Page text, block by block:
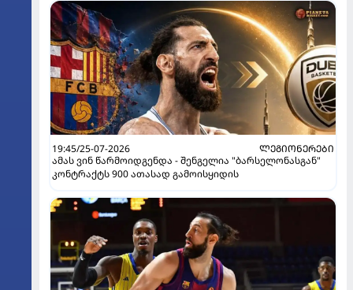
19:45/25-07-2026
ᲚᲔᲒᲘᲝᲜᲔᲠᲔᲑᲘ
ამას ვინ წარმოიდგენდა - შენგელია "ბარსელონასგან"
კონტრაქტს 900 ათასად გამოისყიდის